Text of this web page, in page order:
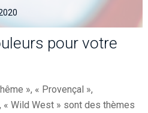
pour votre
», « Provençal »,
« Wild West » sont des thèmes